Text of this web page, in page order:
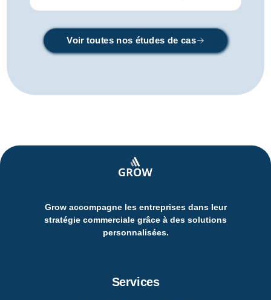
Voir toutes nos études de cas
Grow
Grow accompagne les entreprises dans leur
stratégie commerciale grâce à des solutions
personnalisées.
Services